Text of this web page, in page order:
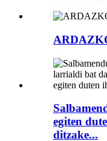
egiten
ditzake...